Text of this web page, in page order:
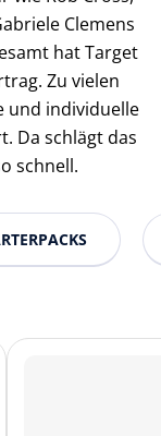
Clemens
hat Target
Zu vielen
und individuelle
Da schlägt das
schnell.